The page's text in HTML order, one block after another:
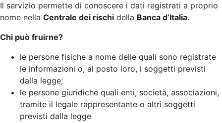
Il servizio permette di conoscere i dati registrati a proprio
nome nella Centrale dei rischi della Banca d’Italia.
Chi può fruirne?
le persone fisiche a nome delle quali sono registrate
le informazioni o, al posto loro, i soggetti previsti
dalla legge;
le persone giuridiche quali enti, società, associazioni,
tramite il legale rappresentante o altri soggetti
previsti dalla legge